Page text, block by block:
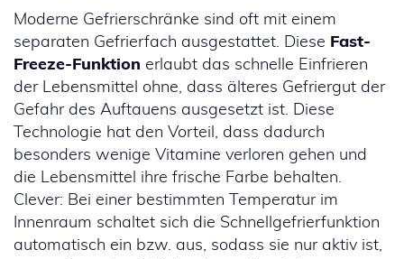
Moderne Gefrierschränke sind oft mit einem
separaten Gefrierfach ausgestattet. Diese Fast-
Freeze-Funktion erlaubt das schnelle Einfrieren
der Lebensmittel ohne, dass älteres Gefriergut der
Gefahr des Auftauens ausgesetzt ist. Diese
Technologie hat den Vorteil, dass dadurch
besonders wenige Vitamine verloren gehen und
die Lebensmittel ihre frische Farbe behalten.
Clever: Bei einer bestimmten Temperatur im
Innenraum schaltet sich die Schnellgefrierfunktion
automatisch ein bzw. aus, sodass sie nur aktiv ist,